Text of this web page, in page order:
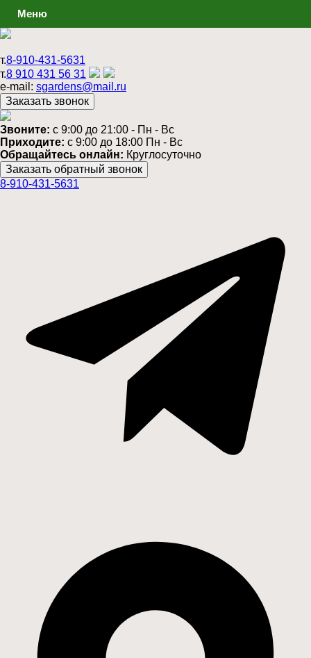
Меню
т.8-910-431-5631
т.8 910 431 56 31
e-mail: sgardens@mail.ru
Звоните: c 9:00 до 21:00 - Пн - Вс
Приходите: c 9:00 до 18:00 Пн - Вс
Обращайтесь онлайн: Круглосуточно
8-910-431-5631